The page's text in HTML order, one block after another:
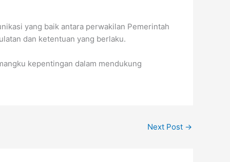
yang baik antara perwakilan Pemerintah
dan ketentuan yang berlaku.
kepentingan dalam mendukung
Next Post →